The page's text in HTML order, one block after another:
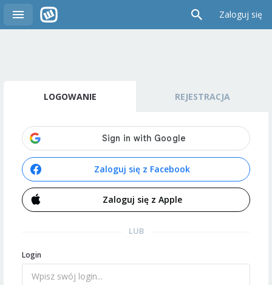
Zaloguj się
LOGOWANIE REJESTRACJA
Zaloguj się z Facebook
Zaloguj się z Apple
LUB
Login